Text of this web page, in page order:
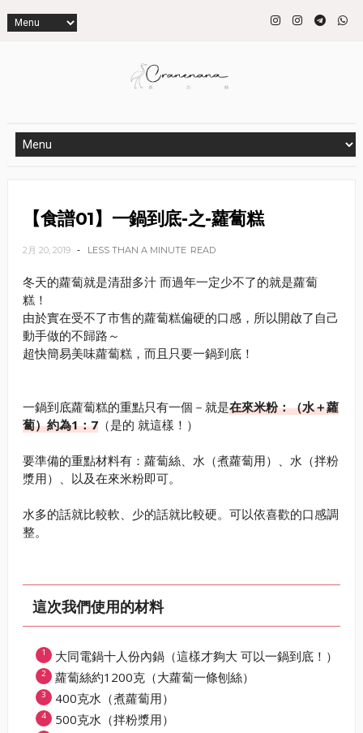
【食譜01】一鍋到底-之-蘿蔔糕
2月 20, 2019 LESS THAN A MINUTE READ
冬天的蘿蔔就是清甜多汁 而過年一定少不了的就是蘿蔔
糕！
由於實在受不了市售的蘿蔔糕偏硬的口感，所以開啟了自己
動手做的不歸路～
超快簡易美味蘿蔔糕，而且只要一鍋到底！
一鍋到底蘿蔔糕的重點只有一個－就是在來米粉：（水＋蘿
蔔）約為1：7（是的 就這樣！）
要準備的重點材料有：蘿蔔絲、水（煮蘿蔔用）、水（拌粉
漿用）、以及在來米粉即可。
水多的話就比較軟、少的話就比較硬。可以依喜歡的口感調
整。
這次我們使用的材料
大同電鍋十人份內鍋（這樣才夠大 可以一鍋到底！）
蘿蔔絲約1200克（大蘿蔔一條刨絲）
400克水（煮蘿蔔用）
500克水（拌粉漿用）